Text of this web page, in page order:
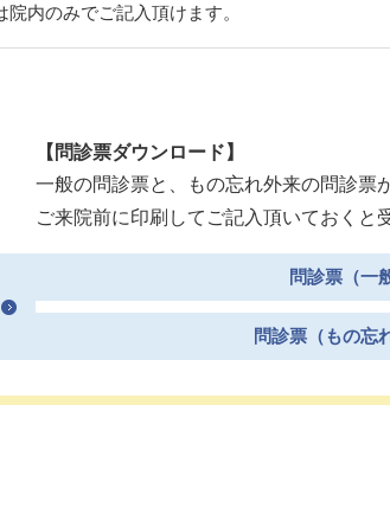
内のみでご記入頂けます。
【問診票ダウンロード】
一般の問診票と、もの忘れ外来の問診票
ご来院前に印刷してご記入頂いておくと
問診票（一
問診票（もの忘